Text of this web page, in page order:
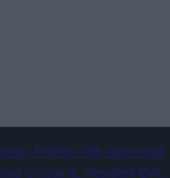
PodNN #86 Generosa
Crossing, Resident Evil,